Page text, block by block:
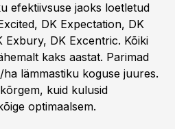
efektiivsuse jaoks loetletud
DK Expectation, DK
Exbury, DK Excentric. Kõiki
kaks aastat. Parimad
lämmastiku koguse juures.
kuid kulusid
optimaalsem.